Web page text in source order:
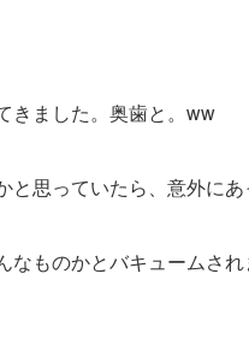
きました。奥歯と。ww
と思っていたら、意外に
なものかとバキュームさ